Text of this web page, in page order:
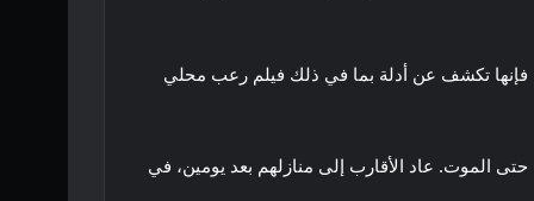
للحلقة القادمة: “عندما تتعقب الشرطة الساعات الأخيرة لكاسي جو ستودارت البالغة من العمر 16 عامًا، فإنها تكشف عن أدلة بما في ذلك فيلم رعب محلي
الثانوية حتى الموت. عاد الأقارب إلى منازلهم بعد يومين، في